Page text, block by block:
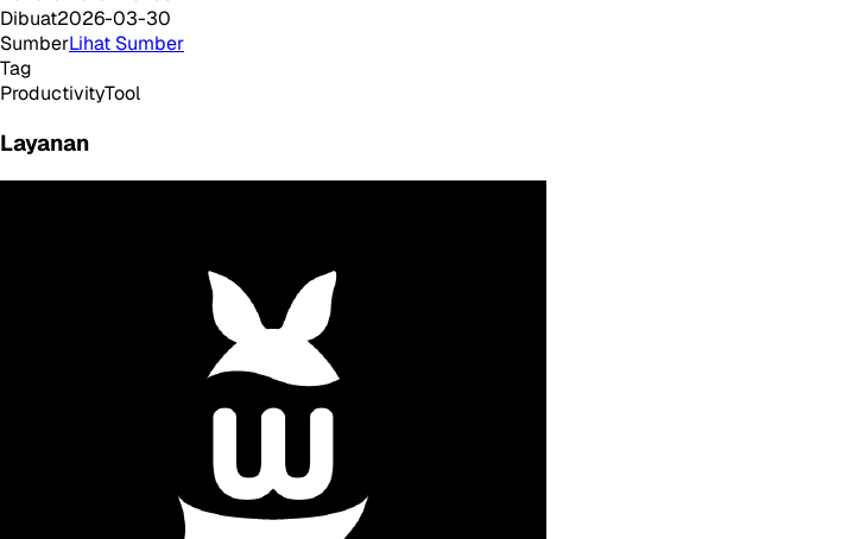
Dibuat2026-03-30
SumberLihat Sumber
Tag
ProductivityTool
Layanan